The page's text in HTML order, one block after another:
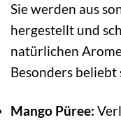
Sie werden aus
hergestellt und
natürlichen
Besonders beliebt
Mango Püree: